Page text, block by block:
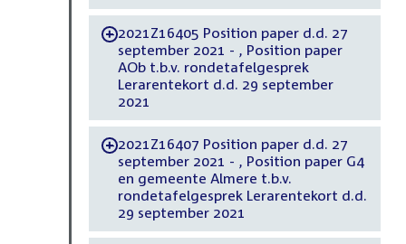
-2021Z16405 Position paper d.d. 27
september 2021 - , Position paper
AOb t.b.v. rondetafelgesprek
Lerarentekort d.d. 29 september
2021
-2021Z16407 Position paper d.d. 27
september 2021 - , Position paper G4
en gemeente Almere t.b.v.
rondetafelgesprek Lerarentekort d.d.
29 september 2021